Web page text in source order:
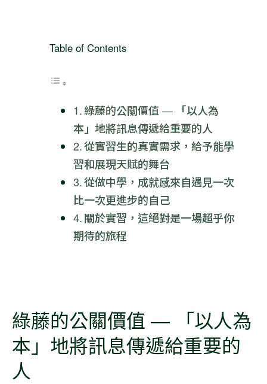
Table of Contents
綠藤的公關價值 — 「以人為
本」地將訊息傳遞給重要的人
從實習生的真實需求，給予能學
習和展現天賦的舞台
從做中學，成就感來自遇見一次
比一次更進步的自己
關於實習，這絕對是一場超乎你
期待的旅程
綠藤的公關價值 — 「以人為
本」地將訊息傳遞給重要的
人